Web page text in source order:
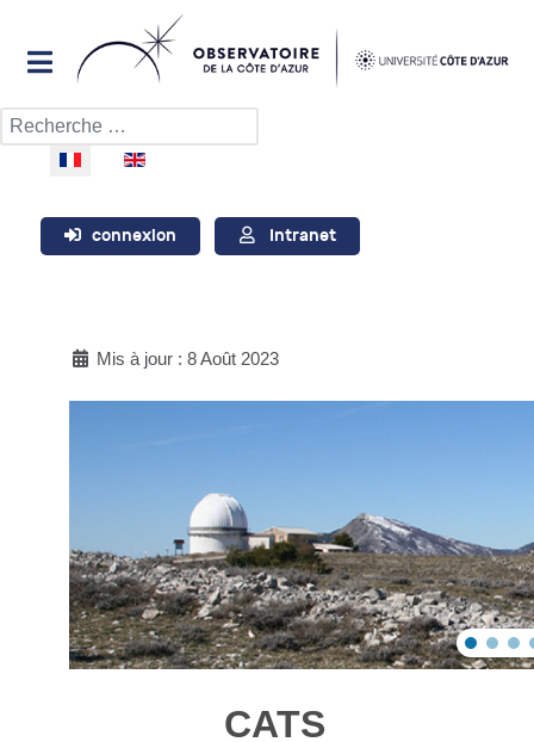
Rechercher
Sélectionnez votre langue
connexion Intranet
Mis à jour : 8 Août 2023
CATS